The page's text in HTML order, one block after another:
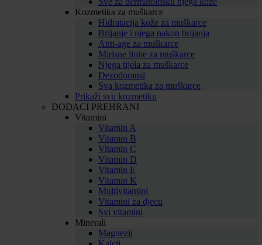
Kozmetika za muškarce
Hidratacija kože za muškarce
Brijanje i njega nakon brijanja
Anti-age za muškarce
Mirisne linije za muškarce
Njega tijela za muškarce
Dezodoransi
Sva kozmetika za muškarce
Prikaži svu kozmetiku
DODACI PREHRANI
Vitamini
Vitamin A
Vitamin B
Vitamin C
Vitamin D
Vitamin E
Vitamin K
Multivitamini
Vitamini za djecu
Svi vitamini
Minerali
Magnezij